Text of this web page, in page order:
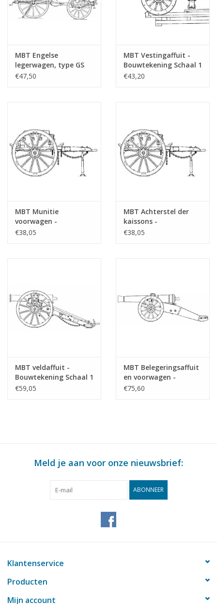
MBT Engelse
legerwagen, type GS
Mk X - Bouwtekening
€47,50
MBT Vestingaffuit -
Bouwtekening Schaal 1
: 10 (40.45.005)
€43,20
MBT Munitie
voorwagen -
Bouwtekening Schaal 1
€38,05
MBT Achterstel der
kaissons -
Bouwtekening Schaal 1
€38,05
MBT veldaffuit -
Bouwtekening Schaal 1
: 10 (40.45.008)
€59,05
MBT Belegeringsaffuit
en voorwagen -
Bouwtekening Schaal 1
€75,60
Meld je aan voor onze nieuwsbrief:
ABONNEER
Klantenservice
Producten
Mijn account